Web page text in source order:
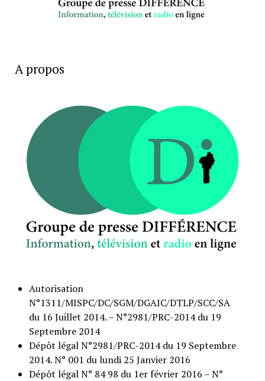
A propos
Autorisation
N°1311/MISPC/DC/SGM/DGAIC/DTLP/SCC/SA
du 16 Juillet 2014. – N°2981/PRC-2014 du 19
Septembre 2014
Dépôt légal N°2981/PRC-2014 du 19 Septembre
2014. N° 001 du lundi 25 Janvier 2016
Dépôt légal N° 84 98 du 1er février 2016 – N°